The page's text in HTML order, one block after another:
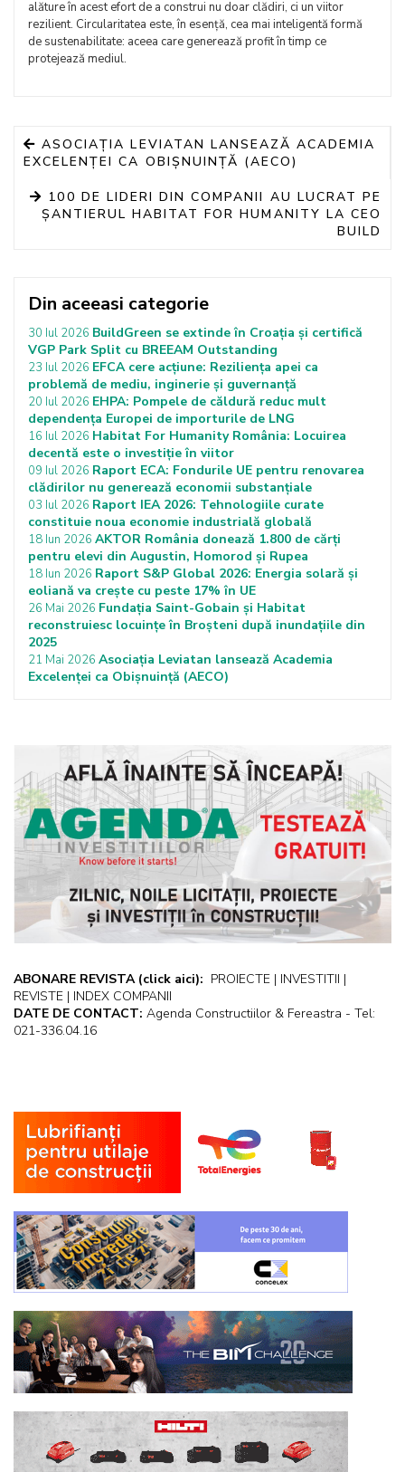
alăture în acest efort de a construi nu doar clădiri, ci un viitor
rezilient. Circularitatea este, în esență, cea mai inteligentă formă
de sustenabilitate: aceea care generează profit în timp ce
protejează mediul.
ASOCIAȚIA LEVIATAN LANSEAZĂ ACADEMIA
EXCELENȚEI CA OBIȘNUINȚĂ (AECO)
100 DE LIDERI DIN COMPANII AU LUCRAT PE
ȘANTIERUL HABITAT FOR HUMANITY LA CEO
BUILD
Din aceeasi categorie
30 Iul 2026 BuildGreen se extinde în Croația și certifică
VGP Park Split cu BREEAM Outstanding
23 Iul 2026 EFCA cere acțiune: Reziliența apei ca
problemă de mediu, inginerie și guvernanță
20 Iul 2026 EHPA: Pompele de căldură reduc mult
dependența Europei de importurile de LNG
16 Iul 2026 Habitat For Humanity România: Locuirea
decentă este o investiție în viitor
09 Iul 2026 Raport ECA: Fondurile UE pentru renovarea
clădirilor nu generează economii substanțiale
03 Iul 2026 Raport IEA 2026: Tehnologiile curate
constituie noua economie industrială globală
18 Iun 2026 AKTOR România donează 1.800 de cărți
pentru elevi din Augustin, Homorod și Rupea
18 Iun 2026 Raport S&P Global 2026: Energia solară și
eoliană va crește cu peste 17% în UE
26 Mai 2026 Fundația Saint-Gobain și Habitat
reconstruiesc locuințe în Broșteni după inundațiile din
2025
21 Mai 2026 Asociația Leviatan lansează Academia
Excelenței ca Obișnuință (AECO)
ABONARE REVISTA (click aici): PROIECTE | INVESTITII |
REVISTE | INDEX COMPANII
DATE DE CONTACT: Agenda Constructiilor & Fereastra - Tel:
021-336.04.16